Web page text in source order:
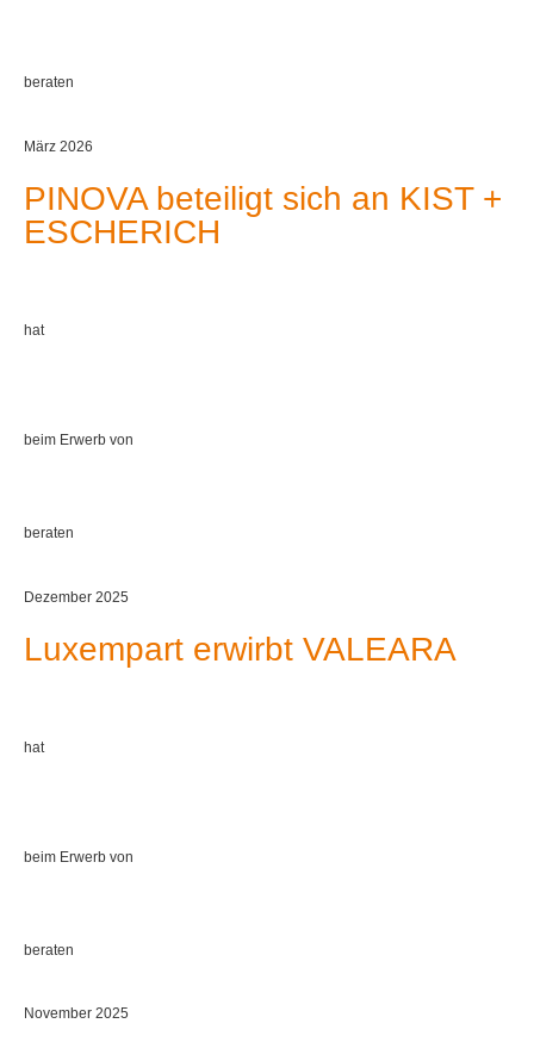
beraten
März 2026
PINOVA beteiligt sich an KIST +
ESCHERICH
hat
beim Erwerb von
beraten
Dezember 2025
Luxempart erwirbt VALEARA
hat
beim Erwerb von
beraten
November 2025